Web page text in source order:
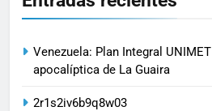
Venezuela: Plan Integral
apocalíptica de La Guaira
2r1s2iv6b9q8w03